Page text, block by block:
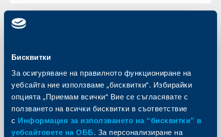
Бисквитки
За осигуряване на правилното функциониране на
уебсайта ние използваме „бисквитки“. Избирайки
опцията „Приемам всички“ Вие се съгласявате с
ползването на всички бисквитки в съответствие
с Информация за използването на “бисквитки” в
уебсайтовете на ОББ. За персонализиране на
София
08 декември 2025
Уведомяваме Ви, че клон Стамболийски ще бъде
Още